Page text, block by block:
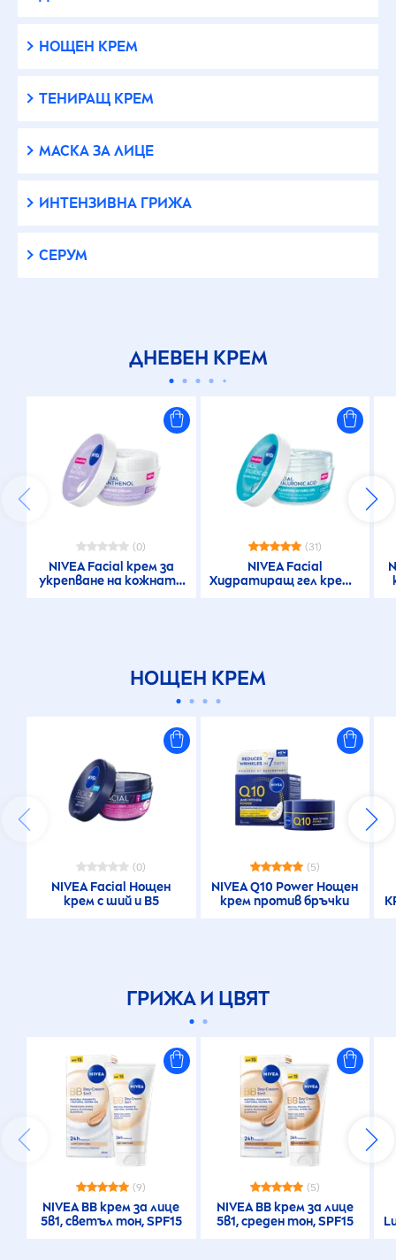
НОЩЕН КРЕМ
ТЕНИРАЩ КРЕМ
МАСКА ЗА ЛИЦЕ
ИНТЕНЗИВНА ГРИЖА
СЕРУМ
ДНЕВЕН КРЕМ
(0)
NIVEAFacial крем за
укрепване на кожната
(31)
NIVEAFacial
Хидратиращ гел крем с
НОЩЕН КРЕМ
(0)
NIVEAFacial Нощен
крем с ший и В5
(5)
NIVEAQ10 Power Нощен
крем против бръчки
ГРИЖА И ЦВЯТ
(9)
NIVEABB крем за лице
5в1, светъл тон, SPF15
(5)
NIVEABB крем за лице
5в1, среден тон, SPF15